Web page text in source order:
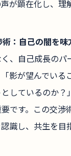
が顕在化し、理
：自己の闇を
、自己成長のパ
影が望んでいる
としているのか
です。この交渉
識し、共生を目